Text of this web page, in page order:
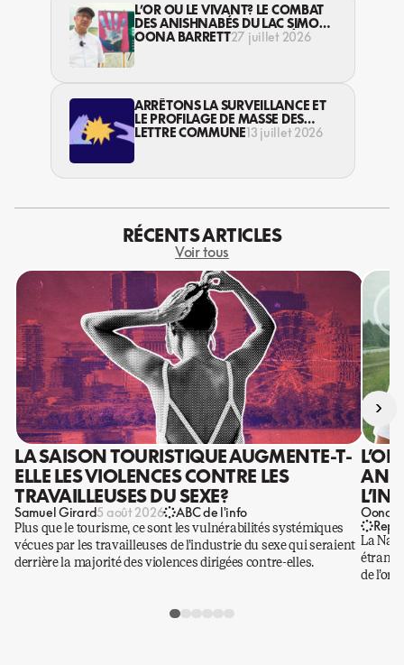
L’OR OU LE VIVANT? LE COMBAT
DES ANISHNABÉS DU LAC SIMON
CONTRE L’INDUSTRIE MINIÈRE EN
OONA BARRETT27 juillet 2026
ARRÊTONS LA SURVEILLANCE ET
LE PROFILAGE DE MASSE DES
PERSONNES MIGRANTES !
LETTRE COMMUNE13 juillet 2026
RÉCENTS ARTICLES
Voir tous
LA SAISON TOURISTIQUE AUGMENTE-T-
ELLE LES VIOLENCES CONTRE LES
TRAVAILLEUSES DU SEXE?
Samuel Girard5 août 2026 ABC de l'info
Plus que le tourisme, ce sont les vulnérabilités systémiques
vécues par les travailleuses de l’industrie du sexe qui seraient
derrière la majorité des violences dirigées contre-elles.
Oona
La
de l’or.
›